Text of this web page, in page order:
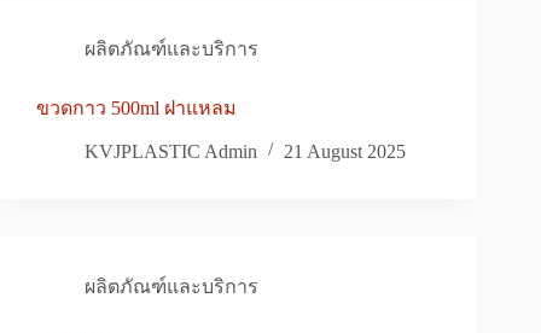
ผลิตภัณฑ์และบริการ
ขวดกาว 500ml ฝาแหลม
KVJPLASTIC Admin 21 August 2025
ผลิตภัณฑ์และบริการ